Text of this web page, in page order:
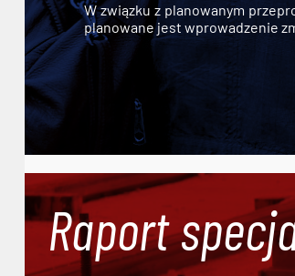
W związku z planowanym
planowane jest wprowadzenie
Raport